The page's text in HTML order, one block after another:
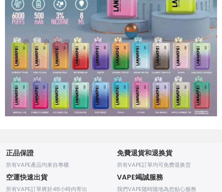
正品保證
所有VAPE產品均來自專櫃
免費退貨和退换貨
所有VAPE訂單均可免费退换货
空運快速出貨
所有VAPE訂單將於48小時内寄出
VAPE竭誠服務
我們VAPE随時随地為您贴心服務